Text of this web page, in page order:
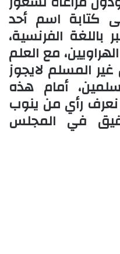
كتابة اسم أحد
الفرنسية،
مع العلم
المسلم لايجوز
أمام هذه
نعرف رأي من ينوب
في المجلس